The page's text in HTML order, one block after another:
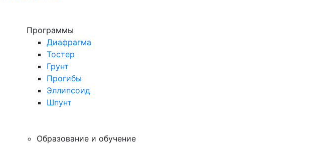
Программы
Диафрагма
Тостер
Грунт
Прогибы
Эллипсоид
Шпунт
Образование и обучение